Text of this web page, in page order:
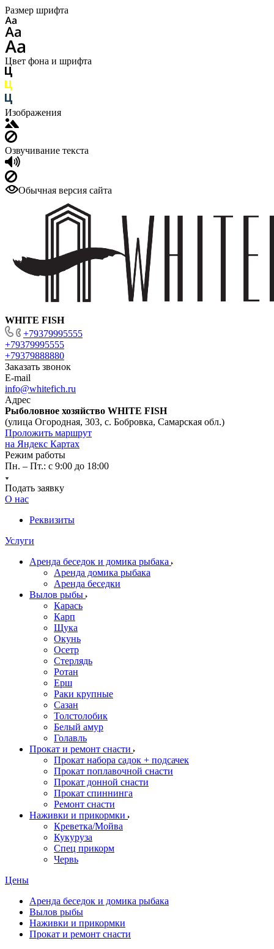
Размер шрифта
Цвет фона и шрифта
Изображения
Озвучивание текста
Обычная версия сайта
WHITE FISH
+79379995555
+79379995555
+79379888880
Заказать звонок
E-mail
info@whitefich.ru
Адрес
Рыболовное хозяйство WHITE FISH
(улица Огородная, 303, с. Бобровка, Самарская обл.)
Проложить маршрут
на Яндекс Картах
Режим работы
Пн. – Пт.: с 9:00 до 18:00
Подать заявку
О нас
Реквизиты
Услуги
Аренда беседок и домика рыбака
Аренда домика рыбака
Аренда беседки
Вылов рыбы
Карась
Карп
Щука
Окунь
Осетр
Стерлядь
Ротан
Ерш
Раки крупные
Сазан
Толстолобик
Белый амур
Голавль
Прокат и ремонт снасти
Прокат набора садок + подсачек
Прокат поплавочной снасти
Прокат донной снасти
Прокат спиннинга
Ремонт снасти
Наживки и прикормки
Креветка/Мойва
Кукуруза
Спец прикорм
Червь
Цены
Аренда беседок и домика рыбака
Вылов рыбы
Наживки и прикормки
Прокат и ремонт снасти